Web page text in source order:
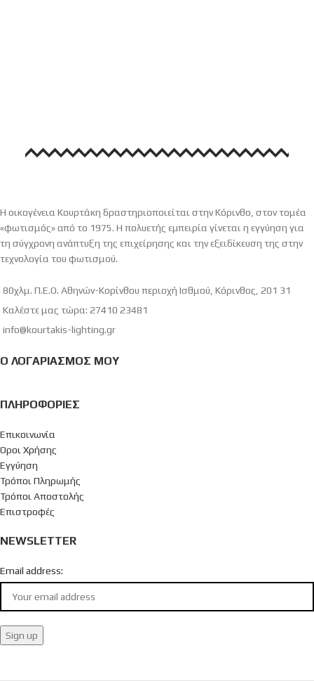
Η οικογένεια Κουρτάκη δραστηριοποιείται στην Κόρινθο, στον τομέα
«φωτισμός» από το 1975. Η πολυετής εμπειρία γίνεται η εγγύηση για
τη σύγχρονη ανάπτυξη της επιχείρησης και την εξειδίκευση της στην
τεχνολογία του φωτισμού.
80χλμ. Π.Ε.Ο. Αθηνών-Κορίνθου περιοχή Ισθμού, Κόρινθος, 201 31
Καλέστε μας τώρα: 27410 23481
info@kourtakis-lighting.gr
Ο ΛΟΓΑΡΙΑΣΜΌΣ ΜΟΥ
ΠΛΗΡΟΦΟΡΊΕΣ
Επικοινωνία
Όροι Χρήσης
Εγγύηση
Τρόποι Πληρωμής
Τρόποι Αποστολής
Επιστροφές
NEWSLETTER
Email address: